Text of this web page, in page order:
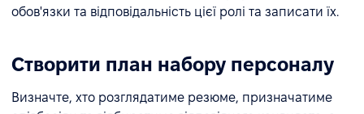
обов'язки та відповідальність цієї ролі та записати їх.
Створити план набору персоналу
Визначте, хто розглядатиме резюме, призначатиме